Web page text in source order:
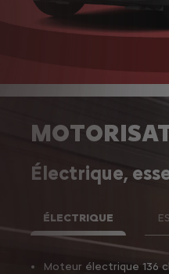
Électrique,
Moteur électrique 136
ÉLECTRIQUE